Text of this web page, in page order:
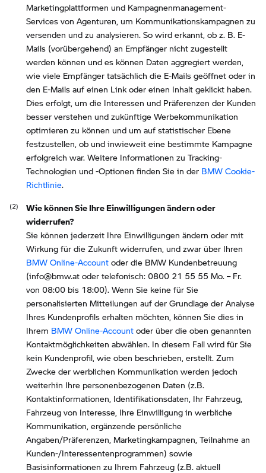
Marketingplattformen und Kampagnenmanagement-
Services von Agenturen, um Kommunikationskampagnen zu
versenden und zu analysieren. So wird erkannt, ob z. B. E-
Mails (vorübergehend) an Empfänger nicht zugestellt
werden können und es können Daten aggregiert werden,
wie viele Empfänger tatsächlich die E-Mails geöffnet oder in
den E-Mails auf einen Link oder einen Inhalt geklickt haben.
Dies erfolgt, um die Interessen und Präferenzen der Kunden
besser verstehen und zukünftige Werbekommunikation
optimieren zu können und um auf statistischer Ebene
festzustellen, ob und inwieweit eine bestimmte Kampagne
erfolgreich war. Weitere Informationen zu Tracking-
Technologien und -Optionen finden Sie in der BMW Cookie-
Richtlinie.
Wie können Sie Ihre Einwilligungen ändern oder
widerrufen?
Sie können jederzeit Ihre Einwilligungen ändern oder mit
Wirkung für die Zukunft widerrufen, und zwar über Ihren
BMW Online-Account oder die BMW Kundenbetreuung
(info@bmw.at oder telefonisch: 0800 21 55 55 Mo. – Fr.
von 08:00 bis 18:00). Wenn Sie keine für Sie
personalisierten Mitteilungen auf der Grundlage der Analyse
Ihres Kundenprofils erhalten möchten, können Sie dies in
Ihrem BMW Online-Account oder über die oben genannten
Kontaktmöglichkeiten abwählen. In diesem Fall wird für Sie
kein Kundenprofil, wie oben beschrieben, erstellt. Zum
Zwecke der werblichen Kommunikation werden jedoch
weiterhin Ihre personenbezogenen Daten (z.B.
Kontaktinformationen, Identifikationsdaten, Ihr Fahrzeug,
Fahrzeug von Interesse, Ihre Einwilligung in werbliche
Kommunikation, ergänzende persönliche
Angaben/Präferenzen, Marketingkampagnen, Teilnahme an
Kunden-/Interessentenprogrammen) sowie
Basisinformationen zu Ihrem Fahrzeug (z.B. aktuell